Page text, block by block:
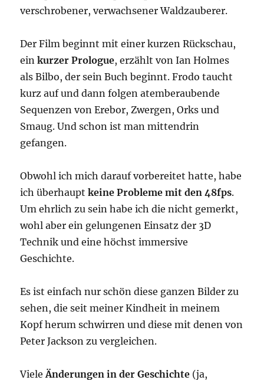
verschrobener, verwachsener Waldzauberer.
Der Film beginnt mit einer kurzen Rückschau,
einkurzer Prologue, erzählt von Ian Holmes
als Bilbo, der sein Buch beginnt. Frodo taucht
kurz auf und dann folgen atemberaubende
Sequenzen von Erebor, Zwergen, Orks und
Smaug. Und schon ist man mittendrin
gefangen.
Obwohl ich mich darauf vorbereitet hatte, habe
ich überhauptkeine Probleme mit den 48fps.
Um ehrlich zu sein habe ich die nicht gemerkt,
wohl aber ein gelungenen Einsatz der 3D
Technik und eine höchst immersive
Geschichte.
Es ist einfach nur schön diese ganzen Bilder zu
sehen, die seit meiner Kindheit in meinem
Kopf herum schwirren und diese mit denen von
Peter Jackson zu vergleichen.
VieleÄnderungen in der Geschichte (ja,